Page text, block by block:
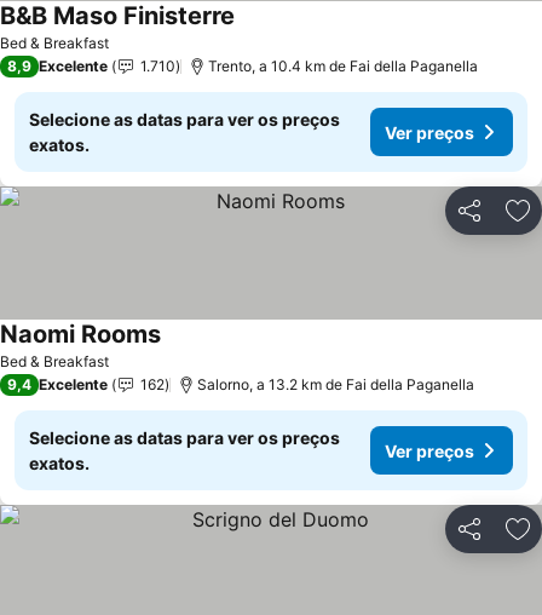
Bed & Breakfast
B&B Maso Finisterre
8,9 Excelente 1.710 Trento, a 10.4 km de Fai della Paganella
Selecione as datas para ver os preços
exatos.
Ver preços
Partilhar
Bed & Breakfast
Naomi Rooms
9,4 Excelente 162 Salorno, a 13.2 km de Fai della Paganella
Selecione as datas para ver os preços
exatos.
Ver preços
Partilhar